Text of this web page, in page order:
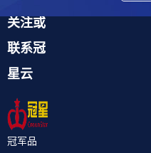
关注或
联系冠
星云
冠军品